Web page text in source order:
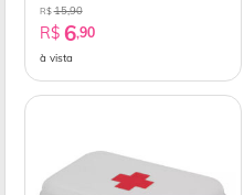
R$15,90
R$ 6,90
à vista